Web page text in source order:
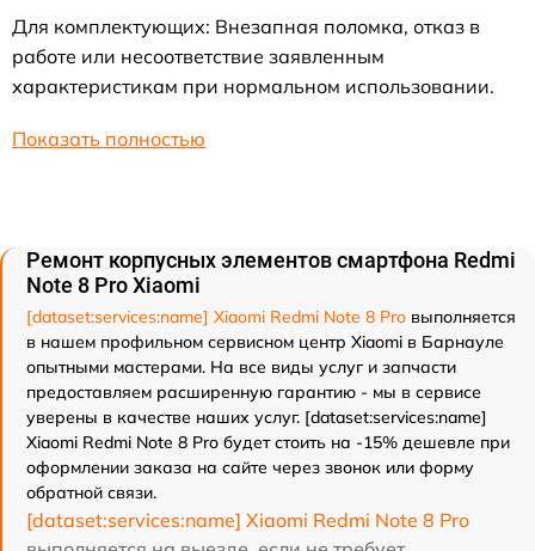
Для комплектующих: Внезапная поломка, отказ в
работе или несоответствие заявленным
характеристикам при нормальном использовании.
Показать полностью
Ремонт корпусных элементов смартфона Redmi
Note 8 Pro Xiaomi
[dataset:services:name] Xiaomi Redmi Note 8 Pro выполняется
в нашем профильном сервисном центр Xiaomi в Барнауле
опытными мастерами. На все виды услуг и запчасти
предоставляем расширенную гарантию - мы в сервисе
уверены в качестве наших услуг. [dataset:services:name]
Xiaomi Redmi Note 8 Pro будет стоить на -15% дешевле при
оформлении заказа на сайте через звонок или форму
обратной связи.
[dataset:services:name] Xiaomi Redmi Note 8 Pro